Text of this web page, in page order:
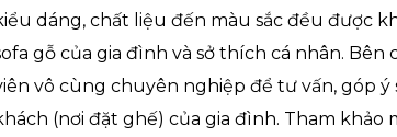
dáng, chất liệu đến màu sắc đều được
gỗ của gia đình và sở thích cá nhân.
vô cùng chuyên nghiệp để tư vấn, góp
(nơi đặt ghế) của gia đình. Tham